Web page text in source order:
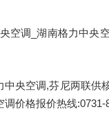
央空调,芬尼两联供
价格报价热线:0731-